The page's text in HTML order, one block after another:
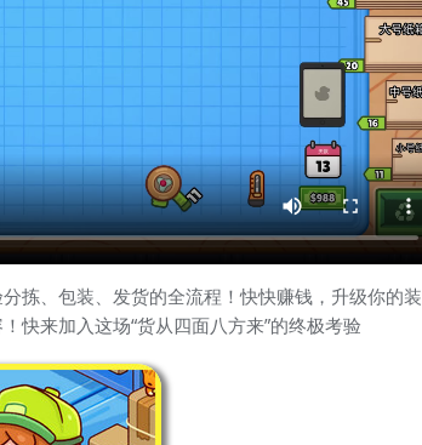
拣、包装、发货的全流程！快快赚钱，升级你的装
快来加入这场“货从四面八方来”的终极考验